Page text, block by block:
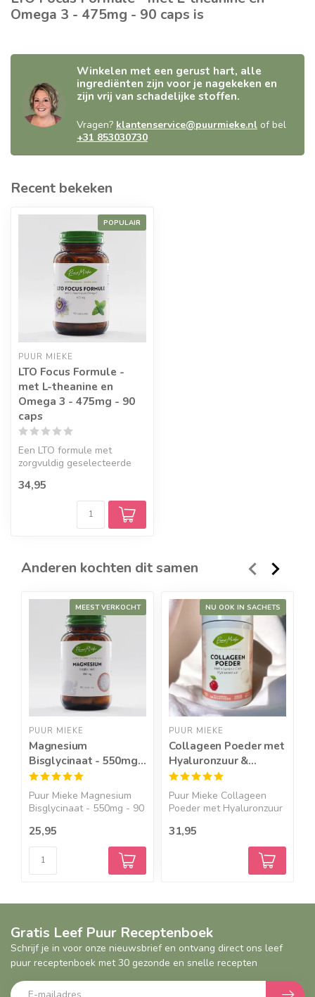
Omega 3 - 475mg - 90 caps is
Winkelen met een gerust hart, alle
ingrediënten zijn voor je nagekeken en
zijn vrij van schadelijke stoffen.
Vragen? klantenservice@puurmieke.nl of bel
+31 853030730
Recent bekeken
POPULAIR
PUUR MIEKE
LTO Focus Formule -
met L-theanine en
Omega 3 - 475mg - 90
caps
Een LTO formule met
zorgvuldig geselecteerde
Theanine ...
34,95
Anderen kochten dit samen
MEEST VERKOCHT
PUUR MIEKE
Magnesium
Bisglycinaat - 550mg -
90 caps
Puur Mieke Magnesium
Bisglycinaat - 550mg - 90
25,95
NU OOK IN SACHETS
PUUR MIEKE
Collageen Poeder met
Hyaluronzuur &
Vitamine C
Puur Mieke Collageen
Poeder met Hyaluronzuur
31,95
Gratis Leef Puur Receptenboek
Schrijf je in voor onze nieuwsbrief en ontvang direct ons leef
puur receptenboek met 30 gezonde en snelle recepten